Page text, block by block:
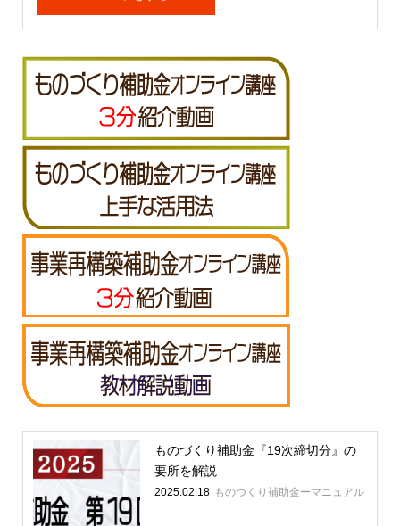
ものづくり補助金『19次締切分』の
要所を解説
2025.02.18 ものづくり補助金ーマニュアル